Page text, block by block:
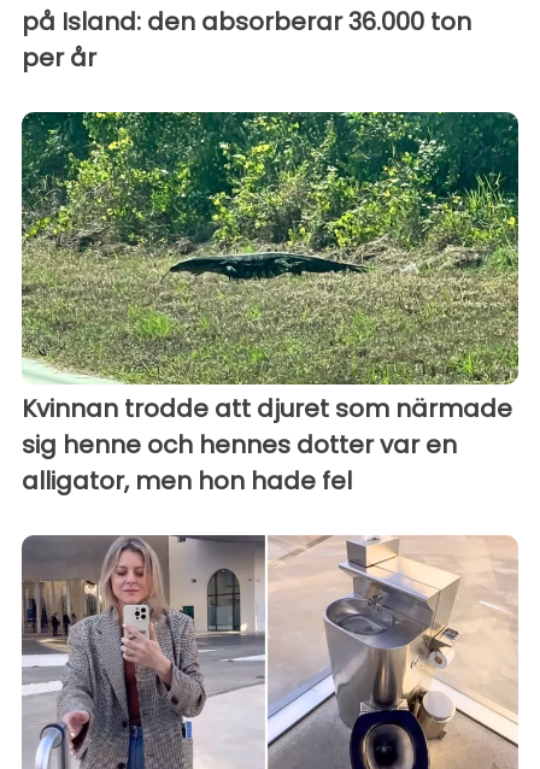
på Island: den absorberar 36.000 ton
per år
Kvinnan trodde att djuret som närmade
sig henne och hennes dotter var en
alligator, men hon hade fel